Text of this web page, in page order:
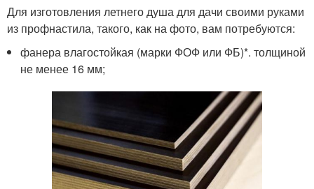
Для изготовления летнего душа для дачи своими руками
из профнастила, такого, как на фото, вам потребуются:
фанера влагостойкая (марки ФОФ или ФБ)*. толщиной
не менее 16 мм;